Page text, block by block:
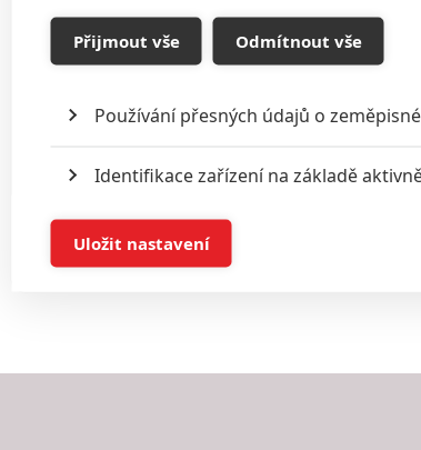
Přijmout vše Odmítnout vše
Používání přesných údajů o
Identifikace zařízení na základě
Ukládání a/nebo přístup k informacím
služeb
Uložit nastavení